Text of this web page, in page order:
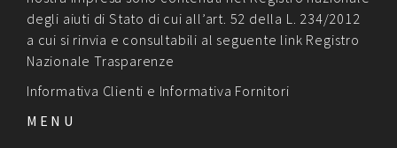
degli aiuti di Stato di cui all’art. 52 della L. 234/2012
a cui si rinvia e consultabili al seguente link Registro
Nazionale Trasparenze
Informativa Clienti e Informativa Fornitori
MENU